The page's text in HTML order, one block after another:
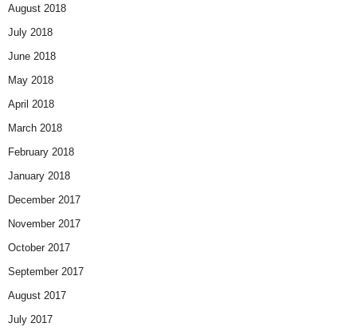
August 2018
July 2018
June 2018
May 2018
April 2018
March 2018
February 2018
January 2018
December 2017
November 2017
October 2017
September 2017
August 2017
July 2017